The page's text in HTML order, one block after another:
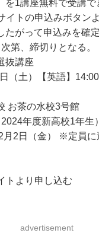
を1講座無料で受講で
トの申込みボタン
たがって申込みを確
第、締切りとなる。
抜講座
（土）【英語】
お茶の水校3号館
年度新高校1年生）
月2日（金） ※定員に
トより申し込む
advertisement